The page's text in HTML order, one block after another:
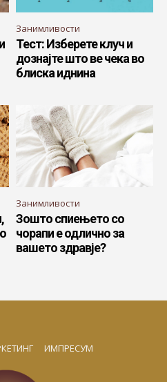
Занимливости
Тест: Изберете клуч и
дознајте што ве чека во
блиска иднина
Занимливости
Зошто спиењето со
чорапи е одлично за
вашето здравје?
ИМПРЕСУМ